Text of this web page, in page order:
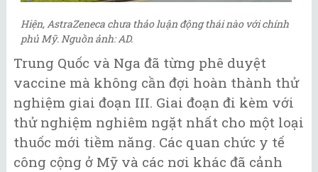
Hiện, AstraZeneca chưa thảo luận động thái nào với chính
phủ Mỹ. Nguồn ảnh: AD.
Trung Quốc và Nga đã từng phê duyệt
vaccine mà không cần đợi hoàn thành thử
nghiệm giai đoạn III. Giai đoạn đi kèm với
thử nghiệm nghiêm ngặt nhất cho một loại
thuốc mới tiềm năng. Các quan chức y tế
công cộng ở Mỹ và các nơi khác đã cảnh